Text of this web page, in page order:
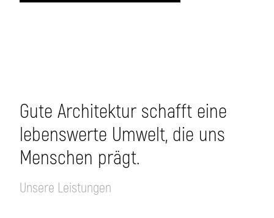
Gute Architektur schafft eine
lebenswerte Umwelt, die uns
Menschen prägt.
Unsere Leistungen